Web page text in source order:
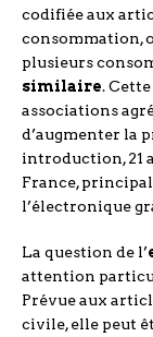
codifiée aux
consommation,
plusieurs
similaire.
associations
d’augmenter la
introduction, 21
France,
l’électronique
La question de l’
attention
Prévue aux
civile, elle peut